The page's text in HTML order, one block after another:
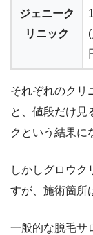
ジェニーク
リニック
それぞれのクリ
と、値段だけ見
クという結果に
しかしグロウク
すが、施術箇所
一般的な脱毛サ